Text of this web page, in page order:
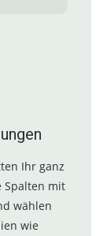
Ihr ganz
Spalten mit
wählen
wie